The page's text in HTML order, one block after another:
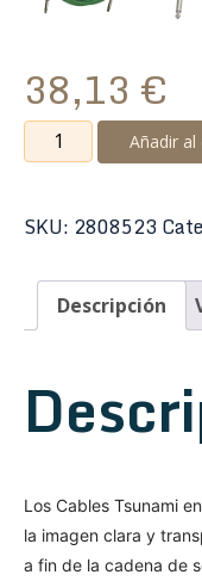
38,13 €
Tsunami
Cable
STOG
3m
Ogre
Añadir al
SKU: 2808523
Descripción
Los Cables Tsunami
la imagen clara y
a fin de la cadena de